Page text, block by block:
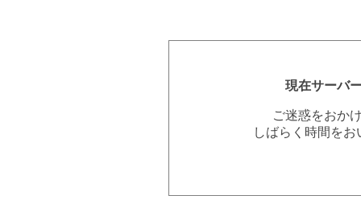
現在サーバ
ご迷惑をおか
しばらく時間を